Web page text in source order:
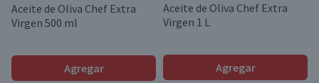
Aceite de Oliva Chef Extra
Virgen 500 ml
Agregar
Aceite de Oliva Chef Extra
Virgen 1 L
Agregar